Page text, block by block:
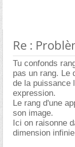
Re :
Tu confonds
pas un rang. Le
de la puissance
expression.
Le rang d'une
son image.
Ici on raisonne
dimension